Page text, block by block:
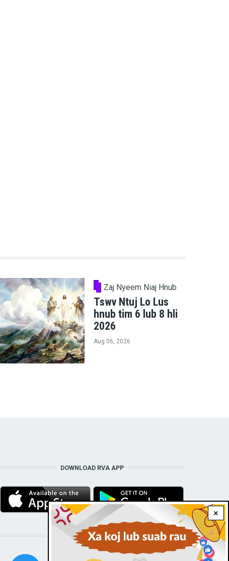
Zaj Nyeem Niaj Hnub
Tswv Ntuj Lo Lus
hnub tim 6 lub 8 hli
2026
Aug 06, 2026
×
DOWNLOAD RVA APP
STAY CONNECTED WITH US!